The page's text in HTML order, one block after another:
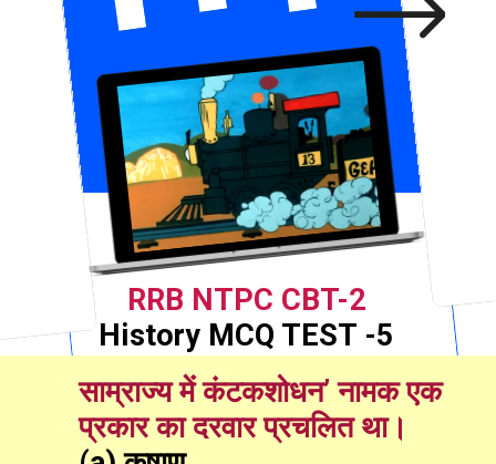
साम्राज्य में कंटकशोधन’ नामक एक
प्रकार का दरवार प्रचलित था।
RRB NTPC CBT-2
History MCQ TEST -5